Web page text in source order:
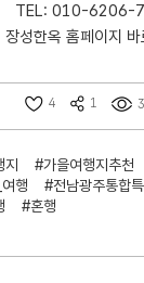
TEL: 010-6206-
장성한옥 홈페이지 바
4 1
#가을여행지추천
행
#전남광주통합
#혼행